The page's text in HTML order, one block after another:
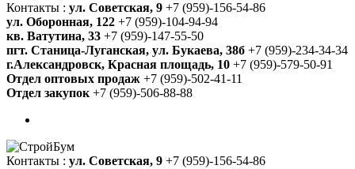
Контакты : ул. Советская, 9 +7 (959)-156-54-86
ул. Оборонная, 122 +7 (959)-104-94-94
кв. Ватутина, 33 +7 (959)-147-55-50
пгт. Станица-Луганская, ул. Букаева, 38б +7 (959)-234-34-34
г.Александровск, Красная площадь, 10 +7 (959)-579-50-91
Отдел оптовых продаж +7 (959)-502-41-11
Отдел закупок +7 (959)-506-88-88
Контакты : ул. Советская, 9 +7 (959)-156-54-86